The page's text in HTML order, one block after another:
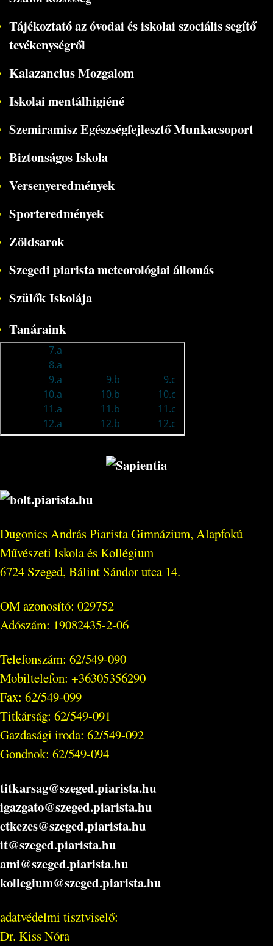
Tájékoztató az óvodai és iskolai szociális segítő
tevékenységről
Kalazancius Mozgalom
Iskolai mentálhigiéné
Szemiramisz Egészségfejlesztő Munkacsoport
Biztonságos Iskola
Versenyeredmények
Sporteredmények
Zöldsarok
Szegedi piarista meteorológiai állomás
Szülők Iskolája
Tanáraink
Dugonics András Piarista Gimnázium, Alapfokú
Művészeti Iskola és Kollégium
6724 Szeged, Bálint Sándor utca 14.
OM azonosító: 029752
Adószám: 19082435-2-06
Telefonszám: 62/549-090
Mobiltelefon: +36305356290
Fax: 62/549-099
Titkárság: 62/549-091
Gazdasági iroda: 62/549-092
Gondnok: 62/549-094
titkarsag@szeged.piarista.hu
igazgato@szeged.piarista.hu
etkezes@szeged.piarista.hu
it@szeged.piarista.hu
ami@szeged.piarista.hu
kollegium@szeged.piarista.hu
adatvédelmi tisztviselő:
Dr. Kiss Nóra